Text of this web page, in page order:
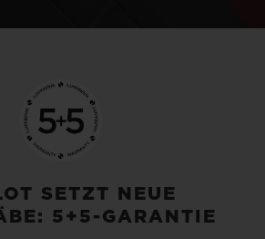
SETZT NEUE
5+5-GARANTIE